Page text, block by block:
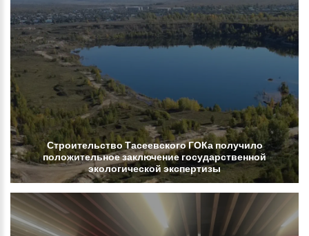
СтроительствоТасеевскогоГОКаполучило
положительноезаключениегосударственной
экологической экспертизы